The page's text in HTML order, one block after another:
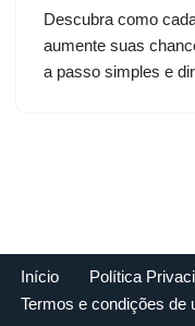
Descubra como
aumente suas
a passo simples e
Início Política
Termos e condições de